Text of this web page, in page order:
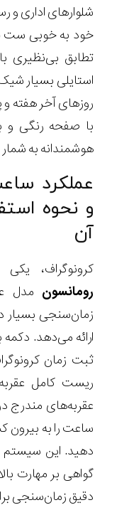
شلوارهای اداری
خود به ‌خوبی ست
تطابق بی‌نظیری
استایلی بسیار
روزهای آخر هفته
با صفحه رنگی و
هوشمندانه به
عملکرد
و نحوه
آن
کرونوگراف،
رومانسون مدل
زمان‌سنجی بسیار
ارائه می‌دهد.
ثبت زمان
ریست کامل
عقربه‌های مندرج
ساعت را به بیرون
دهید. این سیستم
گواهی بر مهارت
دقیق زمان‌سنجی